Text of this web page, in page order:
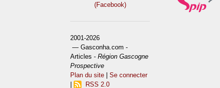
(Facebook)
2001-2026
— Gasconha.com -
Articles -Région Gascogne
Prospective
Plan du site |Se connecter
RSS 2.0